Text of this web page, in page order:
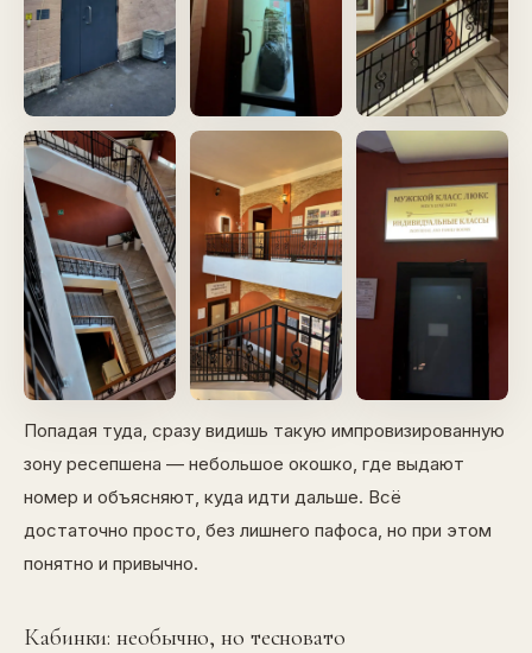
Попадая туда, сразу видишь такую импровизированную
зону ресепшена — небольшое окошко, где выдают
номер и объясняют, куда идти дальше. Всё
достаточно просто, без лишнего пафоса, но при этом
понятно и привычно.
Кабинки: необычно, но тесновато